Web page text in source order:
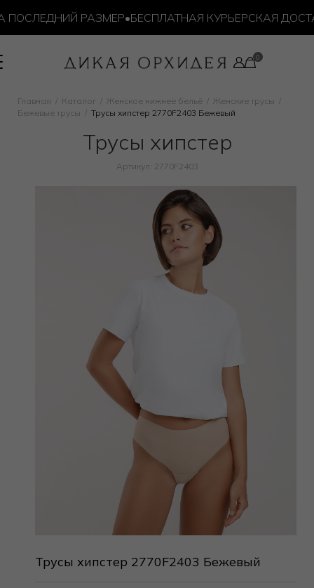
РАЗМЕР•БЕСПЛАТНАЯ КУРЬЕРСКАЯ ДОСТАВКА
Главная Каталог Женское нижнее бельё
Женские трусы
Бежевые трусы
Трусы хипстер 2770F2403 Бежевый
Трусы хипстер
Артикул: 2770F2403
Трусы хипстер 2770F2403 Бежевый